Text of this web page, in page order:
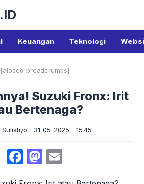
Keuangan Teknologi
[aioseo_breadcrumbs]
Suzuki Fronx: Irit
Bertenaga?
Sulistiyo 31-05-2025 - 15.45
Facebook
Mastodon